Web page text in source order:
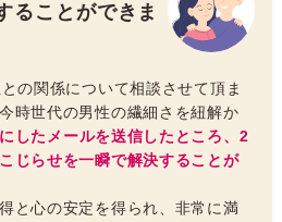
ることができま
の関係について相談させて頂ま
時世代の男性の繊細さを紐解か
したメールを送信したところ、2
じらせを一瞬で解決することが
と心の安定を得られ、非常に満